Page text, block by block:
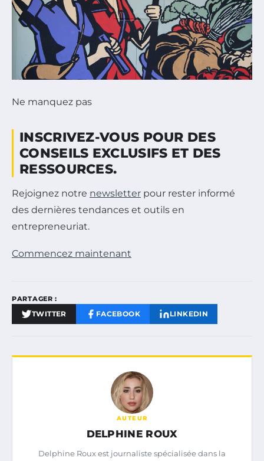
Ne manquez pas
INSCRIVEZ-VOUS POUR DES
CONSEILS EXCLUSIFS ET DES
RESSOURCES.
Rejoignez notre newsletter pour rester informé
des dernières tendances et outils en
entrepreneuriat.
Commencez maintenant
PARTAGER :
TWITTER FACEBOOK LINKEDIN
AUTEUR
DELPHINE ROUX
Delphine Roux est journaliste spécialisée dans la